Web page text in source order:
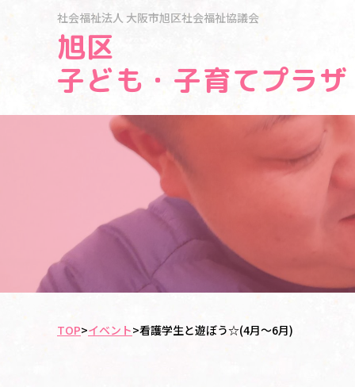
社会福祉法人 大阪市旭区社会福祉協議会
旭区
子ども・子育てプラザ
TOP>イベント>看護学生と遊ぼう☆(4月～6月)